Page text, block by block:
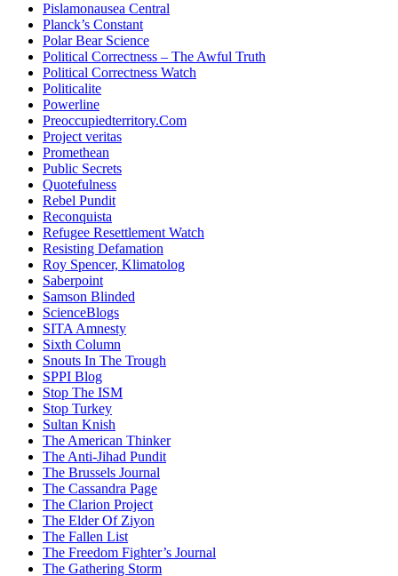
Pislamonausea Central
Planck’s Constant
Polar Bear Science
Political Correctness – The Awful Truth
Political Correctness Watch
Politicalite
Powerline
Preoccupiedterritory.Com
Project veritas
Promethean
Public Secrets
Quotefulness
Rebel Pundit
Reconquista
Refugee Resettlement Watch
Resisting Defamation
Roy Spencer, Klimatolog
Saberpoint
Samson Blinded
ScienceBlogs
SITA Amnesty
Sixth Column
Snouts In The Trough
SPPI Blog
Stop The ISM
Stop Turkey
Sultan Knish
The American Thinker
The Anti-Jihad Pundit
The Brussels Journal
The Cassandra Page
The Clarion Project
The Elder Of Ziyon
The Fallen List
The Freedom Fighter’s Journal
The Gathering Storm